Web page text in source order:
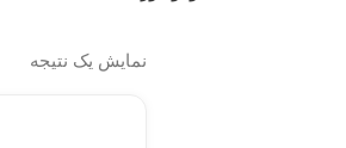
نمایش یک نتیجه